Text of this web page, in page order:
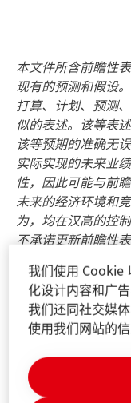
本文件所含前瞻性
现有的预测和假设
打算、计划、预测
似的表述。该等表
该等预期的准确无
实际实现的未来业
性，因此可能与前
未来的经济环境和
为，均在汉高的控
不承诺更新前瞻性表
本文件在适用的财
计量指标，这些指
公认会计原则）。
报表中适用的财务
不应被视为汉高净
指标。其他公司对
量指标，可能使用
我们使用 Cookie
化设计内容和广
我们还同社交媒
使用我们网站的信